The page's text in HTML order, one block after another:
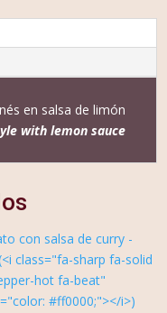
en salsa de limón
with lemon sauce